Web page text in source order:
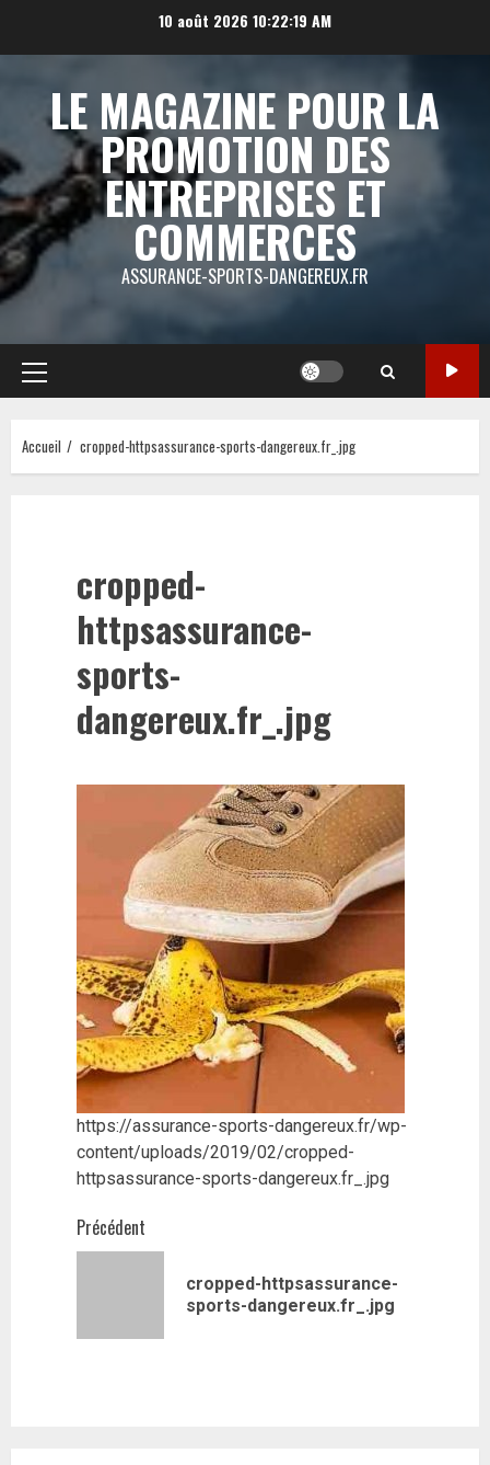
10 août 2026 10:22:19 AM
LE MAGAZINE POUR LA
PROMOTION DES
ENTREPRISES ET
COMMERCES
ASSURANCE-SPORTS-DANGEREUX.FR
Menu
principal
Accueil cropped-httpsassurance-sports-dangereux.fr_.jpg
cropped-
httpsassurance-
sports-
dangereux.fr_.jpg
https://assurance-sports-dangereux.fr/wp-
content/uploads/2019/02/cropped-
httpsassurance-sports-dangereux.fr_.jpg
Navigation
Précédent
cropped-httpsassurance-
sports-dangereux.fr_.jpg